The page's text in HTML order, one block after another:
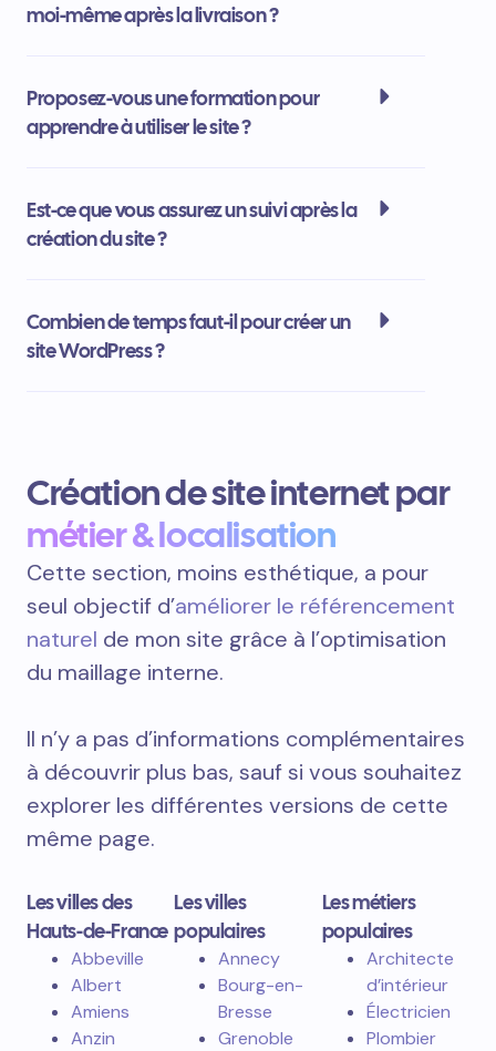
moi-même après la livraison ?
Proposez-vous une formation pour
apprendre à utiliser le site ?
Est-ce que vous assurez un suivi après la
création du site ?
Combien de temps faut-il pour créer un
site WordPress ?
Création de site internet par
métier & localisation
Cette section, moins esthétique, a pour
seul objectif d’améliorer le référencement
naturel de mon site grâce à l’optimisation
du maillage interne.
Il n’y a pas d’informations complémentaires
à découvrir plus bas, sauf si vous souhaitez
explorer les différentes versions de cette
même page.
Les villes des
Hauts-de-France
Abbeville
Albert
Amiens
Anzin
Les villes
populaires
Annecy
Bourg-en-
Bresse
Grenoble
Les métiers
populaires
Architecte
d’intérieur
Électricien
Plombier